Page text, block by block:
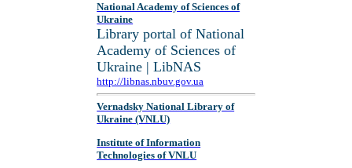
National Academy of Sciences of
Ukraine
Library portal of National
Academy of Sciences of
Ukraine | LibNAS
http://libnas.nbuv.gov.ua
Vernadsky National Library of
Ukraine (VNLU)
Institute of Information
Technologies of VNLU